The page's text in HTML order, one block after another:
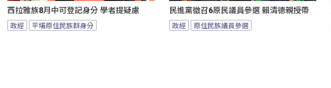
西拉雅族8月中可登記身分 學者提疑慮
政經 平埔原住民族群身分
民進黨徵召6原民議員參選 賴清德親授帶
政經 原住民族議員參選